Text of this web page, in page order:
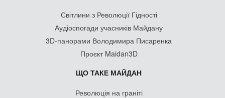
Світлини з Революції Гідності
Аудіоспогади учасників Майдану
3D-панорами Володимира Писаренка
Проєкт Maidan3D
ЩО ТАКЕ МАЙДАН
Революція на граніті